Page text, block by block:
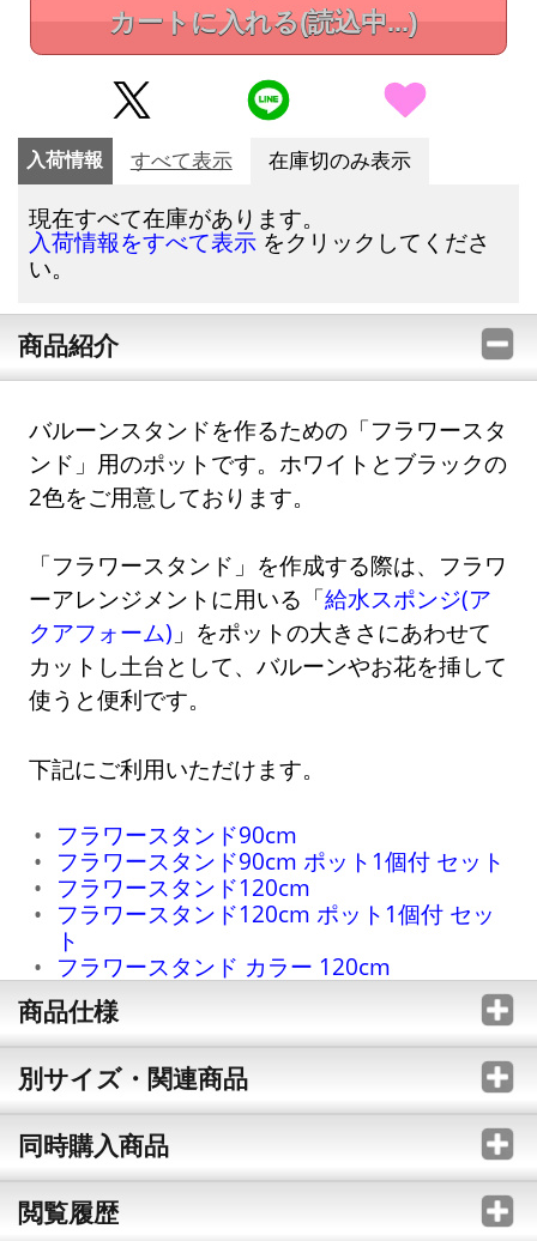
カートに入れる(読込中...)
入荷情報 すべて表示 在庫切のみ表示
現在すべて在庫があります。
入荷情報をすべて表示 をクリックしてくださ
い。
商品紹介
バルーンスタンドを作るための「フラワースタ
ンド」用のポットです。ホワイトとブラックの
2色をご用意しております。
「フラワースタンド」を作成する際は、フラワ
ーアレンジメントに用いる「給水スポンジ(ア
クアフォーム) 」をポットの大きさにあわせて
カットし土台として、バルーンやお花を挿して
使うと便利です。
下記にご利用いただけます。
フラワースタンド90cm
フラワースタンド90cm ポット1個付 セット
フラワースタンド120cm
フラワースタンド120cm ポット1個付 セッ
ト
フラワースタンド カラー 120cm
商品仕様
別サイズ・関連商品
同時購入商品
閲覧履歴